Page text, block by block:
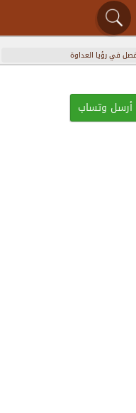
فصل في رؤيا العداوة
أرسل وتساب